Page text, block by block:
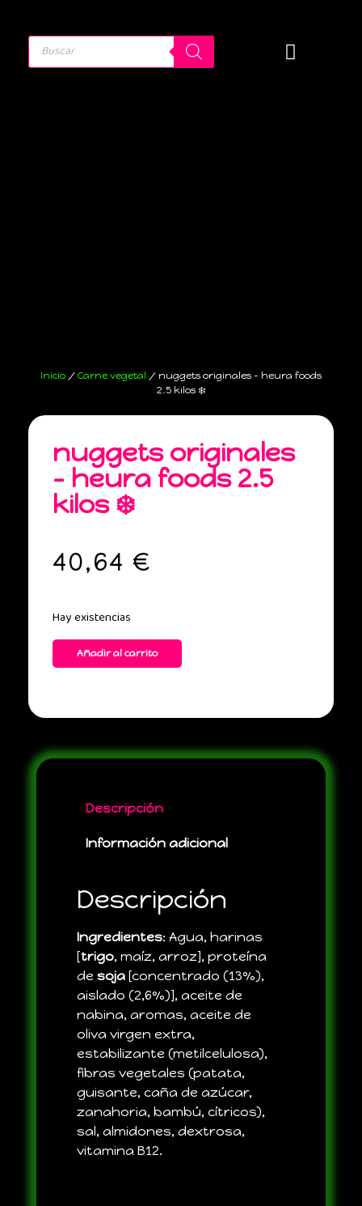
Inicio / Carne vegetal / nuggets originales – heura foods
2.5 kilos ❄️
nuggets originales
– heura foods 2.5
kilos ❄️
40,64 €
Hay existencias
Añadir al carrito
Descripción
Información adicional
Descripción
Ingredientes: Agua, harinas
[trigo, maíz, arroz], proteína
de soja [concentrado (13%),
aislado (2,6%)], aceite de
nabina, aromas, aceite de
oliva virgen extra,
estabilizante (metilcelulosa),
fibras vegetales (patata,
guisante, caña de azúcar,
zanahoria, bambú, cítricos),
sal, almidones, dextrosa,
vitamina B12.